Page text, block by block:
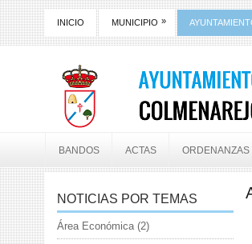
INICIO MUNICIPIO »
BANDOS ACTAS ORDENANZAS
NOTICIAS POR TEMAS
Área Económica(2)